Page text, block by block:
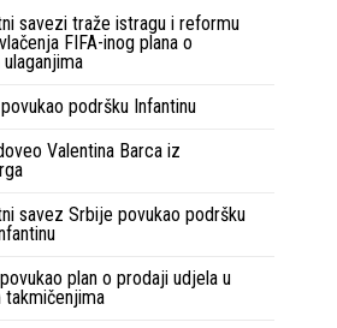
savezi traže istragu i reformu
FIFA-inog plana o
podršku Infantinu
Valentina Barca iz
savez Srbije povukao podršku
plan o prodaji udjela u
takmičenjima